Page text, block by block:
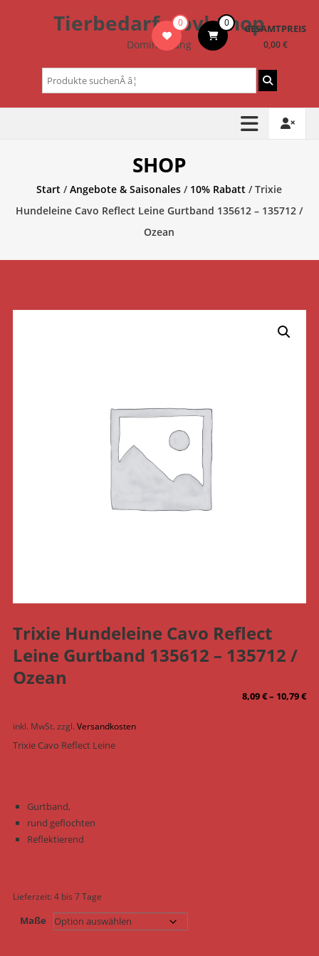
Tierbedarf – bvl-Shop
Dominik Lang
0 0 GESAMTPREIS
0,00 €
Suchen
nach:
SHOP
Start /Angebote & Saisonales / 10% Rabatt / Trixie
Hundeleine Cavo Reflect Leine Gurtband 135612 – 135712 /
Ozean
Trixie Hundeleine Cavo Reflect
Leine Gurtband 135612 – 135712 /
Ozean
8,09€– 10,79€
inkl. MwSt. zzgl. Versandkosten
Trixie Cavo Reflect Leine
Gurtband,
rund geflochten
Reflektierend
Lieferzeit:4 bis 7 Tage
Maße